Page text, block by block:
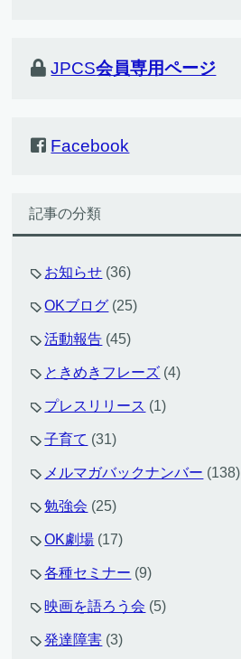
JPCS会員専用ページ
Facebook
記事の分類
お知らせ (36)
OKブログ (25)
活動報告 (45)
ときめきフレーズ (4)
プレスリリース (1)
子育て (31)
メルマガバックナンバー (138)
勉強会 (25)
OK劇場 (17)
各種セミナー (9)
映画を語ろう会 (5)
発達障害 (3)